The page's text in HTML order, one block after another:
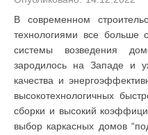
В современном
технологиями все больше
системы возведения
зародилось на Западе и
качества и
высокотехнологичных
сборки и высокий
выбор каркасных домов